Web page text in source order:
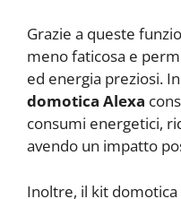
Grazie a queste
meno faticosa e
ed energia preziosi.
domotica Alexa
consumi energetici,
avendo un impatto
Inoltre, il kit